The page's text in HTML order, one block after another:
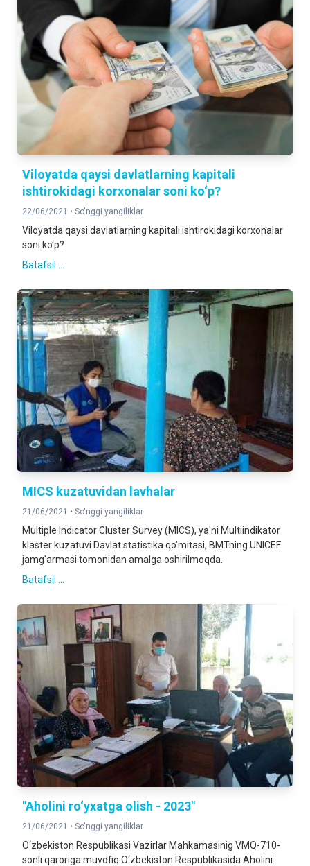
Viloyatda qaysi davlatlarning kapitali
ishtirokidagi korxonalar soni ko‘p?
22/06/2021 • So'nggi yangiliklar
Viloyatda qaysi davlatlarning kapitali ishtirokidagi korxonalar
soni ko‘p?
Batafsil ...
MICS kuzatuvidan lavhalar
21/06/2021 • So'nggi yangiliklar
Multiple Indicator Cluster Survey (MICS), ya'ni Multiindikator
klaster kuzatuvi Davlat statistika qo’mitasi, BMTning UNICEF
jamg'armasi tomonidan amalga oshirilmoqda.
Batafsil ...
"Aholini ro‘yxatga olish - 2023"
21/06/2021 • So'nggi yangiliklar
O‘zbekiston Respublikasi Vazirlar Mahkamasinig VMQ-710-
sonli qaroriga muvofiq O‘zbekiston Respublikasida Aholini